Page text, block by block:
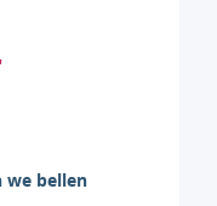
we bellen